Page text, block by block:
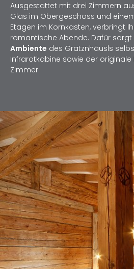
Ausgestattet mit drei Zimmern
Glas im Obergeschoss und
Etagen im Kornkasten, verbringt
romantische Abende. Dafür
Ambiente des Gratznhäusls
Infrarotkabine sowie der originale
Zimmer.